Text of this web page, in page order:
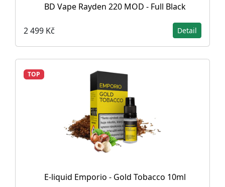
BD Vape Rayden 220 MOD - Full Black
2 499 Kč Detail
TOP
E-liquid Emporio - Gold Tobacco 10ml